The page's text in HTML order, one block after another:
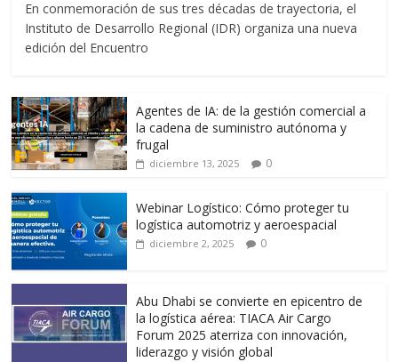
e
b
o
k
itt
er
ai
l
at
p
p
e
m
m
ti
r
En conmemoración de sus tres décadas de trayectoria, el
Instituto de Desarrollo Regional (IDR) organiza una nueva
edición del Encuentro
Agentes de IA: de la gestión comercial a
la cadena de suministro autónoma y
frugal
diciembre 13, 2025 0
Webinar Logístico: Cómo proteger tu
logística automotriz y aeroespacial
diciembre 2, 2025 0
Abu Dhabi se convierte en epicentro de
la logística aérea: TIACA Air Cargo
Forum 2025 aterriza con innovación,
liderazgo y visión global